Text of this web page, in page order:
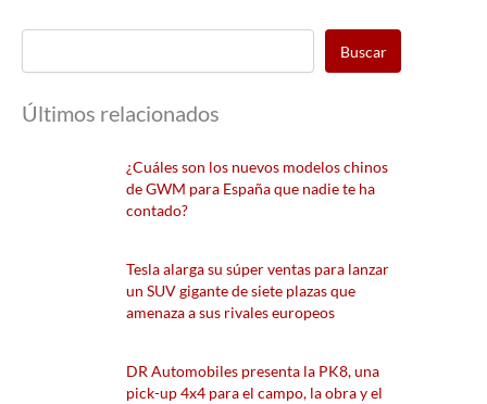
Buscar
Últimos relacionados
¿Cuáles son los nuevos modelos chinos
de GWM para España que nadie te ha
contado?
Tesla alarga su súper ventas para lanzar
un SUV gigante de siete plazas que
amenaza a sus rivales europeos
DR Automobiles presenta la PK8, una
pick-up 4x4 para el campo, la obra y el